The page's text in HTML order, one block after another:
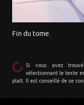
Fin du tome.
Si vous avez trouvé
sélectionnant le texte
plaît. Il est conseillé de se